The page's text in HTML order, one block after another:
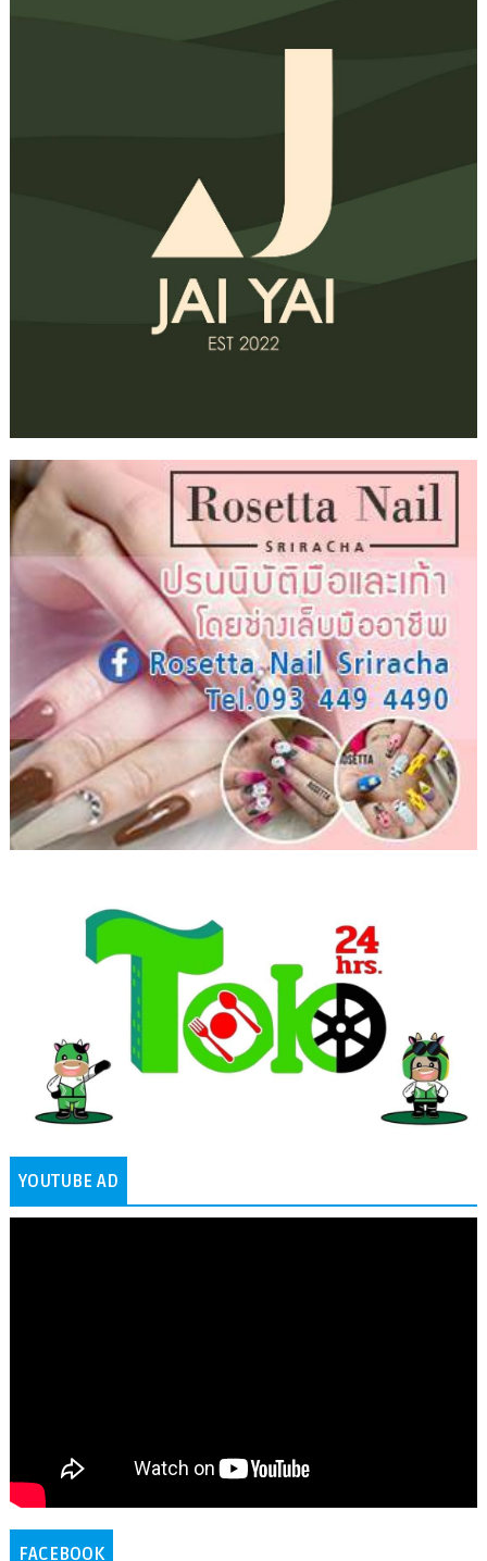
YOUTUBE AD
FACEBOOK